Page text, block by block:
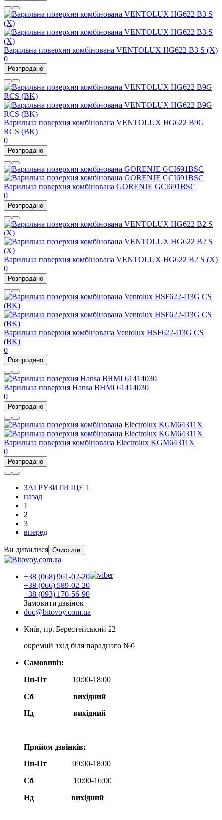
Варильна поверхня комбінована VENTOLUX HG622 B3 S (X)
0
Розпродано
Варильна поверхня комбінована VENTOLUX HG622 B9G
RCS (BK)
0
Розпродано
Варильна поверхня комбінована GORENJE GCI691BSC
0
Розпродано
Варильна поверхня комбінована VENTOLUX HG622 B2 S (X)
0
Розпродано
Варильна поверхня комбінована Ventolux HSF622-D3G CS
(BK)
0
Розпродано
Варильна поверхня Hansa BHMI 61414030
0
Розпродано
Варильна поверхня комбінована Electrolux KGM64311X
0
Розпродано
ЗАГРУЗИТИ ЩЕ 1
назад
1
2
3
вперед
Ви дивилися Очистити
+38 (068) 961-02-20
+38 (066) 589-02-20
+38 (093) 170-56-90
Замовити дзвінок
doc@bitovoy.com.ua
Київ, пр. Берестейський 22
окремий вхід біля парадного №6
Самовивіз:
Пн-Пт
10:00-18:00
Сб
вихідний
Нд
вихідний
Прийом дзвінків:
Пн-Пт
09:00-18:00
Сб
10:00-16:00
Нд вихідний